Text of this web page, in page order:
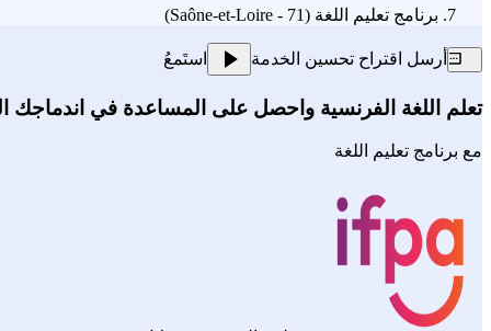
برنامج تعليم اللغة (71 - Saône-et-Loire)
أرسل اقتراح تحسين الخدمة استَمعُ
تعلم اللغة الفرنسية واحصل على المساعدة في اندماجك
مع برنامج تعليم اللغة